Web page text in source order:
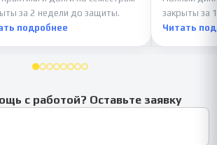
за 2 недели до защиты.
подробнее
закрыты за
Читать
с работой? Оставьте заявку